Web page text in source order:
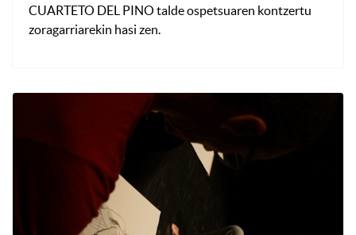
CUARTETO DEL PINO talde ospetsuaren kontzertu
zoragarriarekin hasi zen.